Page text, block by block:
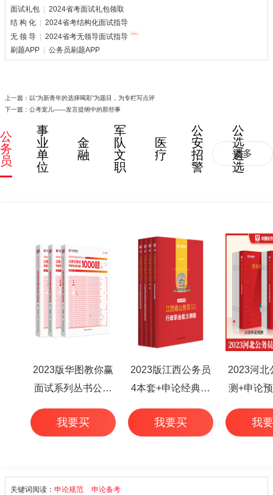
面试礼包
2024省考面试礼包领取
结 构 化
2024省考结构化面试指导
无 领 导
2024省考无领导面试指导
刷题APP
公务员刷题APP
上一篇： 以“为新青年的选择喝彩”为题目，为专栏写点评
下一篇： 公考宠儿——发言提纲中的那些事
公
务
员
事
业
单
位
金
融
军
队
文
职
医
疗
公
安
招
警
公
选
遴
选
更多
2023版华图教你赢
面试系列丛书公务
员面试华图专家详
解1000题（3本
我要买
2023版江西公务员
4本套+申论经典范
文50篇+行测高频考
点 6本
我要买
2023河北
测+申论
本
我
关键词阅读： 申论规范 申论备考